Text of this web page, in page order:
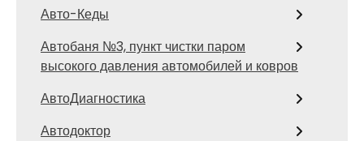
Авто-Кеды
Автобаня №3, пункт чистки паром
высокого давления автомобилей и ковров
АвтоДиагностика
Автодоктор